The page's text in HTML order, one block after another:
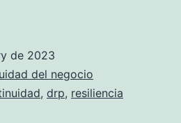
de 2023
del negocio
, drp, resiliencia